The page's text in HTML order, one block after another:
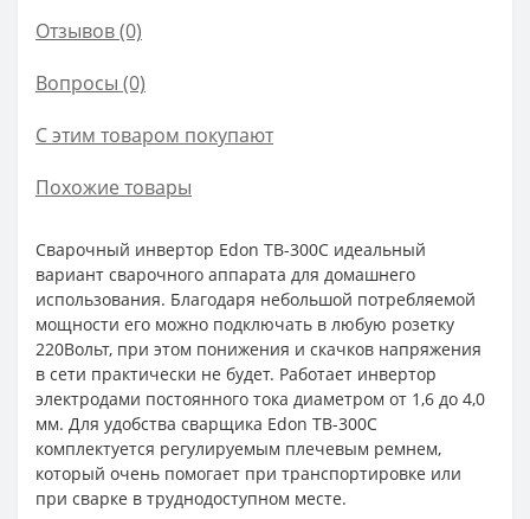
Отзывов (0)
Вопросы (0)
С этим товаром покупают
Похожие товары
Сварочный инвертор Edon TB-300C идеальный
вариант сварочного аппарата для домашнего
использования. Благодаря небольшой потребляемой
мощности его можно подключать в любую розетку
220Вольт, при этом понижения и скачков напряжения
в сети практически не будет. Работает инвертор
электродами постоянного тока диаметром от 1,6 до 4,0
мм. Для удобства сварщика Edon TB-300C
комплектуется регулируемым плечевым ремнем,
который очень помогает при транспортировке или
при сварке в труднодоступном месте.